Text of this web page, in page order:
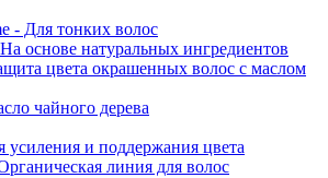
- Для тонких волос
основе натуральных ингредиентов
цвета окрашенных волос с маслом
чайного дерева
и поддержания цвета
линия для волос